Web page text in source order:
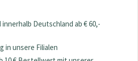
Deutschland ab € 60,-
in unsere Filialen